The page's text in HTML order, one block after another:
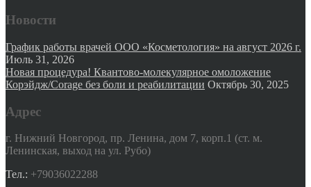
Новости
График работы врачей ООО «Косметология» на август 2026 г.
Июль 31, 2026
Новая процедура! Квантово-молекулярное омоложение
Корэйдж/Corage без боли и реабилитации Октябрь 30, 2025
Адрес
г. Нижний Новгород, пр. Ленина, дом 7, корп.1 (ст. м.
Ленинская, выход на ул. Рубо)
Тел.: +79036022288